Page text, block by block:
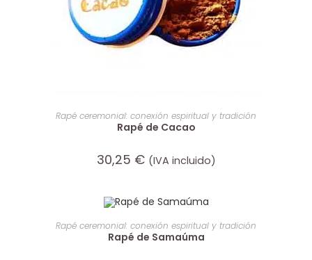
AÑADIR AL CARRITO
Rapé ceremonial: conexión espiritual y tradición
Rapé de Cacao
30,25 € (IVA incluido)
AÑADIR AL CARRITO
Rapé ceremonial: conexión espiritual y tradición
Rapé de Samaúma